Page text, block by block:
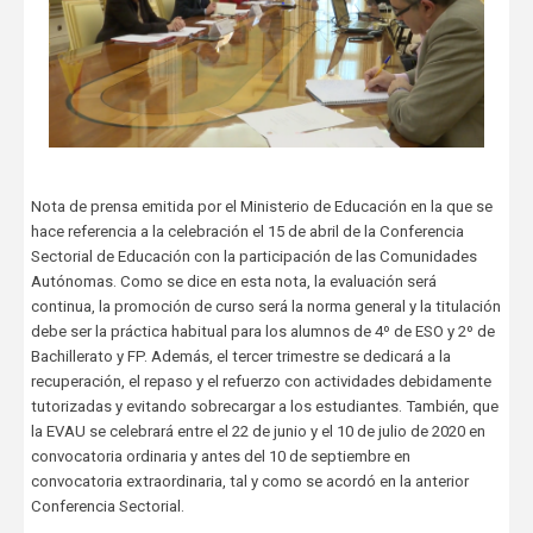
Nota de prensa emitida por el Ministerio de Educación en la que se
hace referencia a la celebración el 15 de abril de la Conferencia
Sectorial de Educación con la participación de las Comunidades
Autónomas. Como se dice en esta nota, la evaluación será
continua, la promoción de curso será la norma general y la titulación
debe ser la práctica habitual para los alumnos de 4º de ESO y 2º de
Bachillerato y FP. Además, el tercer trimestre se dedicará a la
recuperación, el repaso y el refuerzo con actividades debidamente
tutorizadas y evitando sobrecargar a los estudiantes. También, que
la EVAU se celebrará entre el 22 de junio y el 10 de julio de 2020 en
convocatoria ordinaria y antes del 10 de septiembre en
convocatoria extraordinaria, tal y como se acordó en la anterior
Conferencia Sectorial.